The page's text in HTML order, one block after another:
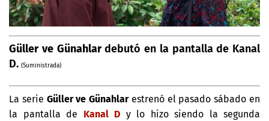
Güller ve Günahlardebutó en la pantalla de Kanal
D. (Suministrada)
La serie Güller ve Günahlarestrenó el pasado sábado en
la pantalla de Kanal D y lo hizo siendo la segunda